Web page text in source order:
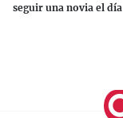
seguir una novia el